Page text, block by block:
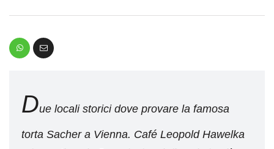
Due locali storici dove provare la famosa
torta Sacher a Vienna. Café Leopold Hawelka